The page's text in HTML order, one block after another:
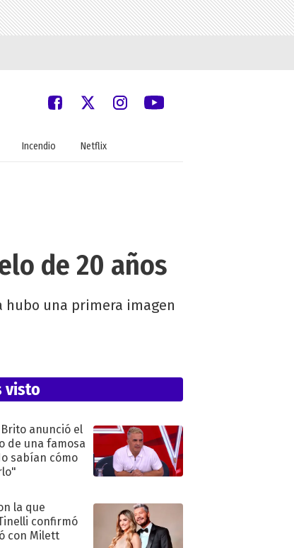
Incendio Netflix
de 20 años
hubo una primera imagen
visto
anunció el
de una famosa
sabían cómo
la que
confirmó
con Milett